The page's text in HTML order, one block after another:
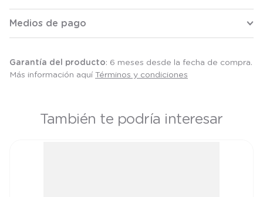
Medios de pago
Garantía del producto: 6 meses desde la fecha de compra.
Más información aquí Términos y condiciones
También te podría interesar